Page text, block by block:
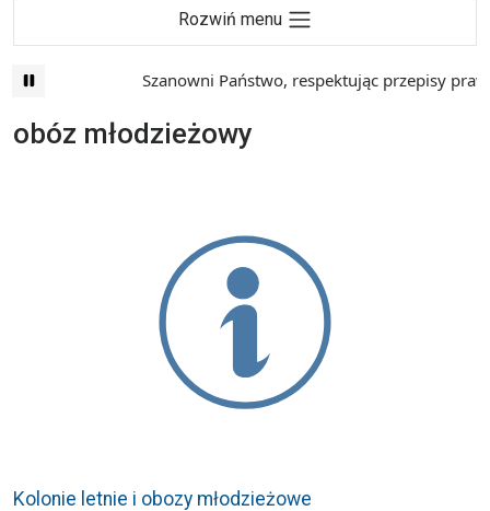
Rozwiń menu
Szanowni Państwo, respektując przepisy
obóz młodzieżowy
Kolonie letnie i obozy młodzieżowe